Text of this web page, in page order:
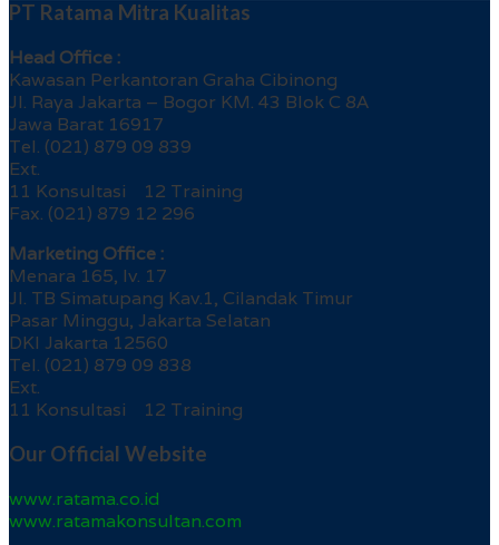
PT Ratama Mitra Kualitas
Head Office :
Kawasan Perkantoran Graha Cibinong
Jl. Raya Jakarta – Bogor KM. 43 Blok C 8A
Jawa Barat 16917
Tel. (021) 879 09 839
Ext.
11 Konsultasi 12 Training
Fax. (021) 879 12 296
Marketing Office :
Menara 165, lv. 17
Jl. TB Simatupang Kav.1, Cilandak Timur
Pasar Minggu, Jakarta Selatan
DKI Jakarta 12560
Tel. (021) 879 09 838
Ext.
11 Konsultasi 12 Training
Our Official Website
www.ratama.co.id
www.ratamakonsultan.com